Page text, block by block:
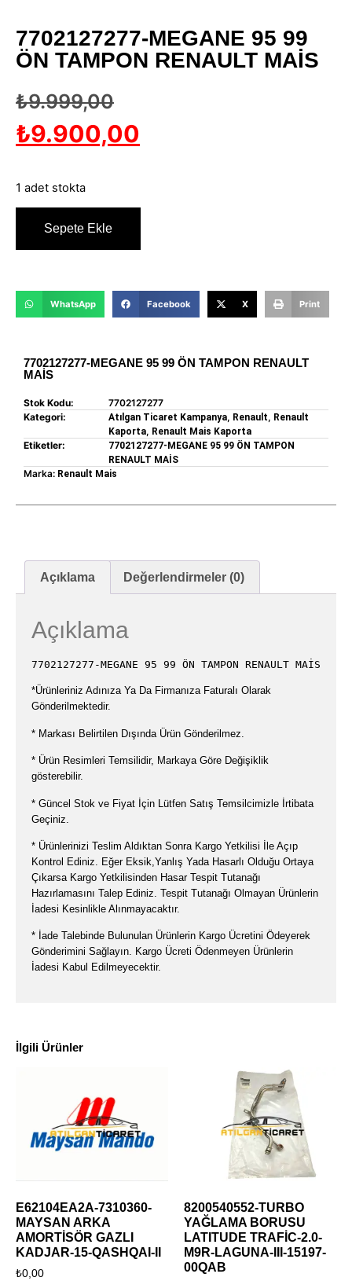
7702127277-MEGANE 95 99
ÖN TAMPON RENAULT MAİS
₺9.999,00
₺9.900,00
1 adet stokta
Sepete Ekle
WhatsApp Facebook X Print
7702127277-MEGANE 95 99 ÖN TAMPON RENAULT
MAİS
Stok Kodu:
7702127277
Kategori:
Atılgan Ticaret Kampanya, Renault, Renault
Kaporta, Renault Mais Kaporta
Etiketler:
7702127277-MEGANE 95 99 ÖN TAMPON
RENAULT MAİS
Marka: Renault Mais
Açıklama Değerlendirmeler (0)
Açıklama
7702127277-MEGANE 95 99 ÖN TAMPON RENAULT MAİS
*Ürünleriniz Adınıza Ya Da Firmanıza Faturalı Olarak
Gönderilmektedir.
* Markası Belirtilen Dışında Ürün Gönderilmez.
* Ürün Resimleri Temsilidir, Markaya Göre Değişiklik
gösterebilir.
* Güncel Stok ve Fiyat İçin Lütfen Satış Temsilcimizle İrtibata
Geçiniz.
* Ürünlerinizi Teslim Aldıktan Sonra Kargo Yetkilisi İle Açıp
Kontrol Ediniz. Eğer Eksik,Yanlış Yada Hasarlı Olduğu Ortaya
Çıkarsa Kargo Yetkilisinden Hasar Tespit Tutanağı
Hazırlamasını Talep Ediniz. Tespit Tutanağı Olmayan Ürünlerin
İadesi Kesinlikle Alınmayacaktır.
* İade Talebinde Bulunulan Ürünlerin Kargo Ücretini Ödeyerek
Gönderimini Sağlayın. Kargo Ücreti Ödenmeyen Ürünlerin
İadesi Kabul Edilmeyecektir.
İlgili Ürünler
E62104EA2A-7310360-
MAYSAN ARKA
AMORTİSÖR GAZLI
KADJAR-15-QASHQAI-II
₺0,00
8200540552-TURBO
YAĞLAMA BORUSU
LATITUDE TRAFİC-2.0-
M9R-LAGUNA-III-15197-
00QAB